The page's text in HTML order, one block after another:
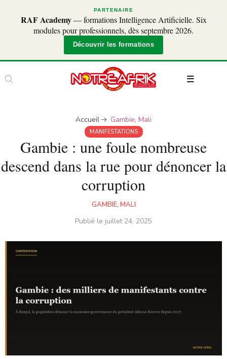
PARTENAIRE
RAF Academy— formations Intelligence Artificielle. Six
modules pour professionnels, dès septembre 2026.
Découvrir les formations
Accueil Gambie, Mali
MANIFESTATIONS
Gambie : une foule nombreuse
descend dans la rue pour dénoncer la
corruption
GAMBIE, MALI
Publié le juillet 24, 2025